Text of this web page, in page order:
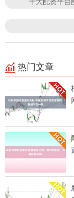
热门文章